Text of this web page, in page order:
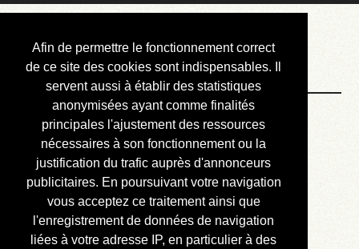
Afin de permettre le fonctionnement correct
de ce site des cookies sont indispensables. Il
servent aussi à établir des statistiques
anonymisées ayant comme finalités
principales l'ajustement des ressources
nécessaires à son fonctionnement ou la
justification du trafic auprès d'annonceurs
publicitaires. En poursuivant votre navigation
vous acceptez ce traitement ainsi que
l'enregistrement de données de navigation
liées à votre adresse IP, en particulier à des
Courbis, « LE »
Blog Officiel
Bienvenue
Réalisations
Divers (et d’été)
Annonces
Liens externes